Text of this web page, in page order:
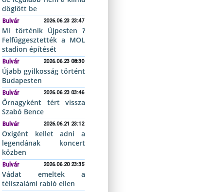
döglött be
Bulvár 2026.06.23 23:47
Mi történik Újpesten ?
Felfüggesztették a MOL
stadion építését
Bulvár 2026.06.23 08:30
Újabb gyilkosság történt
Budapesten
Bulvár 2026.06.23 03:46
Őrnagyként tért vissza
Szabó Bence
Bulvár 2026.06.21 23:12
Oxigént kellet adni a
legendának koncert
közben
Bulvár 2026.06.20 23:35
Vádat emeltek a
téliszalámi rabló ellen